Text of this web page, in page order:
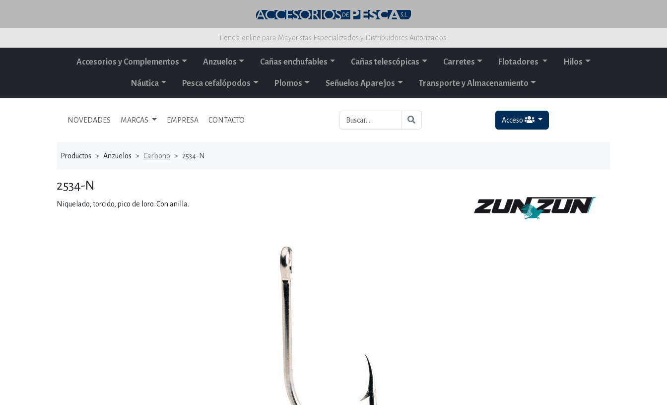
Tienda online para Mayoristas Especializados y Distribuidores Autorizados.
Accesorios y Complementos Anzuelos Cañas enchufables Cañas telescópicas Carretes Flotadores Hilos
Náutica Pesca cefalópodos Plomos Señuelos Aparejos Transporte y Almacenamiento
NOVEDADES MARCAS EMPRESA CONTACTO Acceso
Productos Anzuelos Carbono 2534-N
2534-N
Niquelado, torcido, pico de loro. Con anilla.